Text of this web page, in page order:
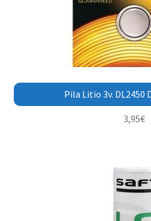
Pila Litio 3v. DL2450
3,95€